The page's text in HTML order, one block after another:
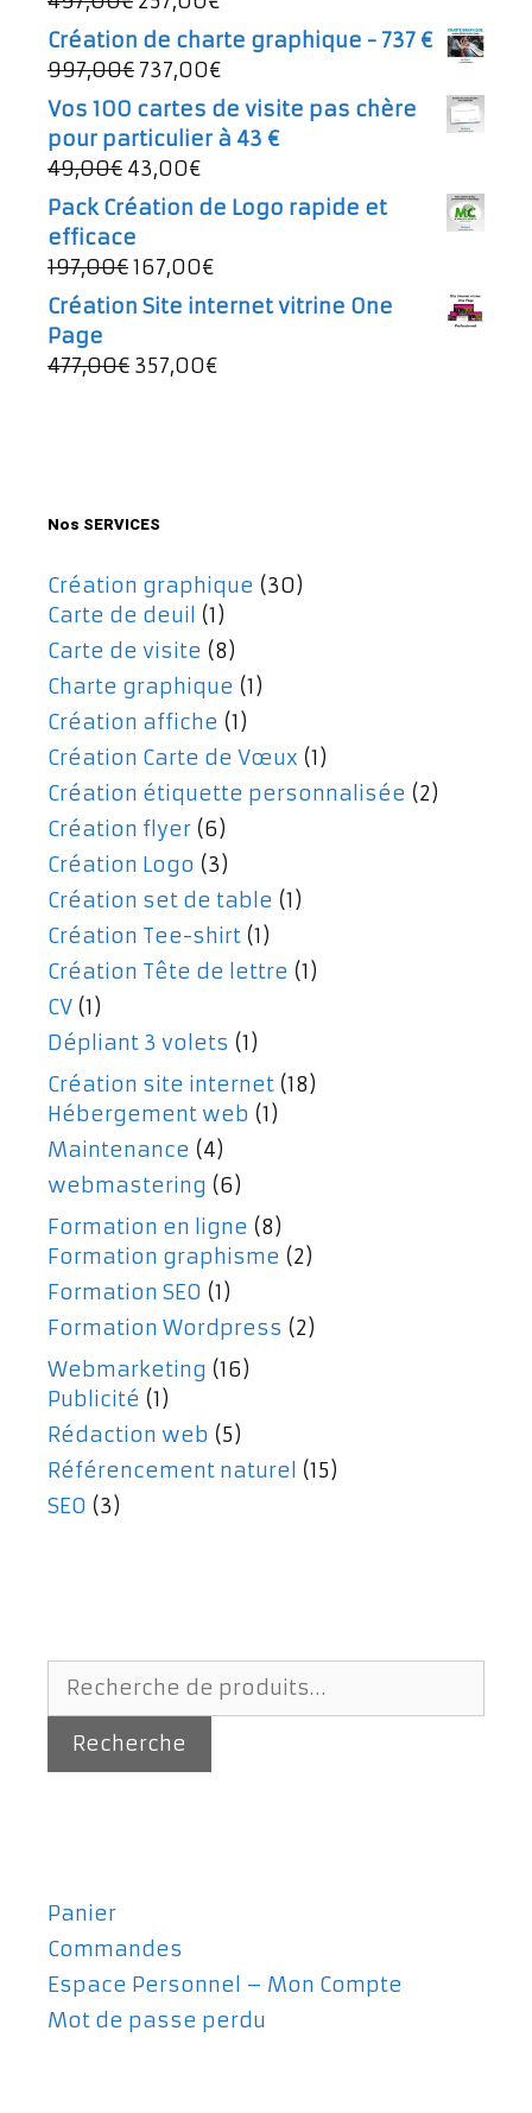
prix
initial
était :
497,00€.
prix
actuel
257,00€.
Création de charte graphique - 737 €
997,00€ Le
prix
initial
était :
997,00€.
737,00€Le
prix
actuel
Vos 100 cartes de visite pas chère
pour particulier à 43 €
49,00€ Le
prix
initial
était :
49,00€.
43,00€Le
prix
actuel
est :
Pack Création de Logo rapide et
efficace
197,00€Le
prix
était :
197,00€.
167,00€Le
prix
est :
Création Site internet vitrine One
Page
477,00€ Le
357,00€Le
Nos SERVICES
Création graphique (30)
Carte de deuil (1)
Carte de visite (8)
Charte graphique (1)
Création affiche (1)
Création Carte de Vœux (1)
Création étiquette personnalisée (2)
Création flyer (6)
Création Logo (3)
Création set de table (1)
Création Tee-shirt (1)
Création Tête de lettre (1)
CV (1)
Dépliant 3 volets (1)
Création site internet (18)
Hébergement web (1)
Maintenance (4)
webmastering (6)
Formation en ligne (8)
Formation graphisme (2)
Formation SEO (1)
Formation Wordpress (2)
Webmarketing (16)
Publicité (1)
Rédaction web (5)
Référencement naturel (15)
SEO (3)
Recherche
pour :
Recherche
Panier
Commandes
Espace Personnel – Mon Compte
Mot de passe perdu